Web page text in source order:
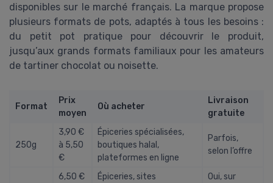
disponibles sur le marché français. La marque propose
plusieurs formats de pots, adaptés à tous les besoins :
du petit pot pratique pour découvrir le produit,
jusqu’aux grands formats familiaux pour les amateurs
de tartiner chocolat ou noisette.
Format
Prix
moyen
Où acheter
Livraison
gratuite
250g
3,90 €
à 5,50
€
Épiceries spécialisées,
boutiques halal,
plateformes en ligne
Parfois,
selon l’offre
6,50 €
Épiceries, sites
Oui, sur